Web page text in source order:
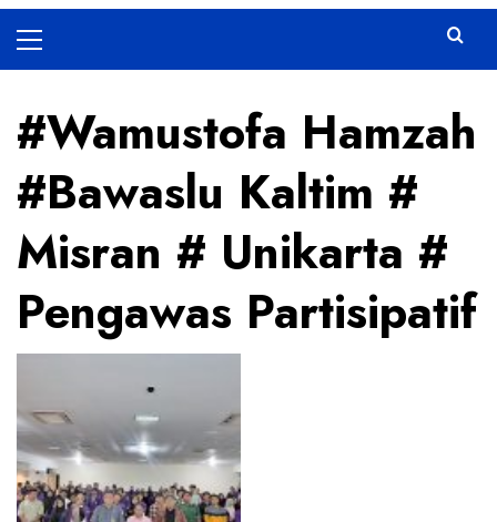
Menu
#Wamustofa Hamzah
#Bawaslu Kaltim #
Misran # Unikarta #
Pengawas Partisipatif